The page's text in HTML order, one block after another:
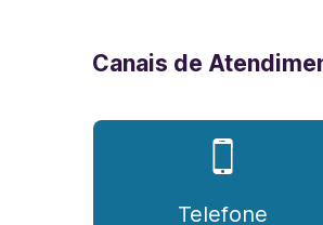
Canais de
Telefone